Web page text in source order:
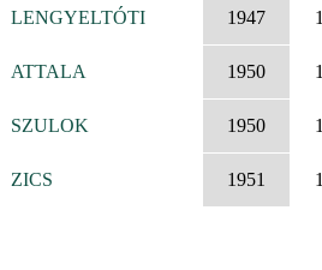
LENGYELTÓTI 1947
ATTALA 1950
SZULOK 1950
ZICS 1951